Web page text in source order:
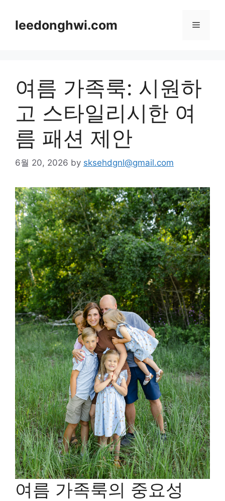
contentleedonghwi.com Menu
여름 가족룩: 시원하
고 스타일리시한 여
름 패션 제안
6월 20, 2026 by sksehdgnl@gmail.com
여름 가족룩의 중요성